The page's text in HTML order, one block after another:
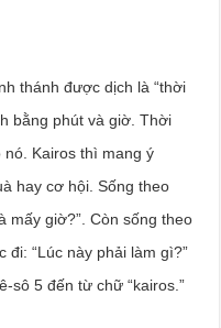
thánh được dịch là “thời
bằng phút và giờ. Thời
Kairos thì mang ý
hay cơ hội. Sống theo
mấy giờ?”. Còn sống theo
đi: “Lúc này phải làm gì?”
sô 5 đến từ chữ “kairos.”